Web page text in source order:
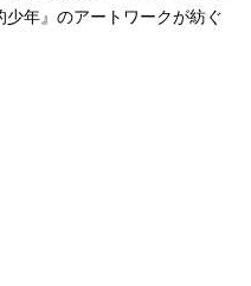
年』のアートワークが紡ぐ